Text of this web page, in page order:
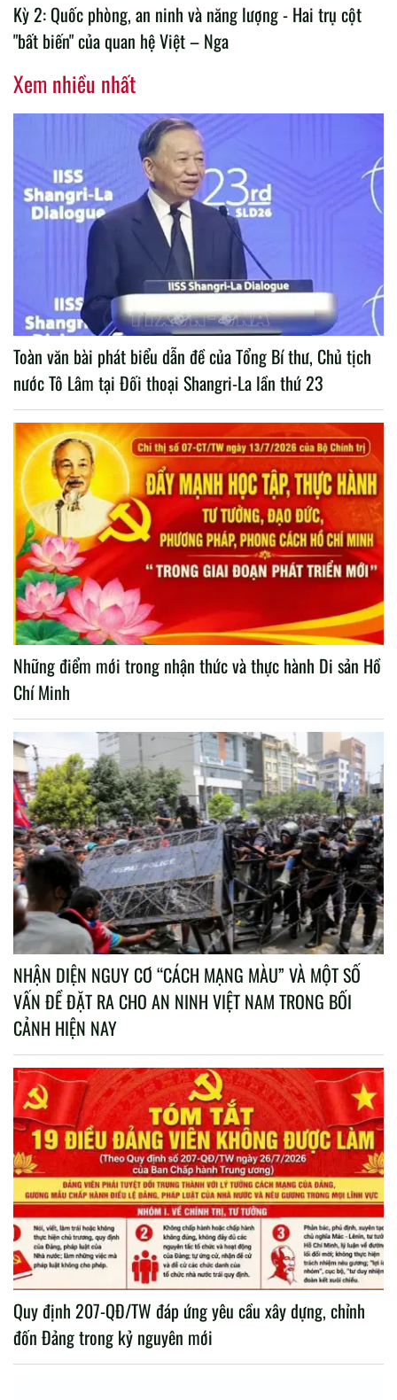
Kỳ 2: Quốc phòng, an ninh và năng lượng - Hai trụ cột
"bất biến" của quan hệ Việt – Nga
Xem nhiều nhất
Toàn văn bài phát biểu dẫn đề của Tổng Bí thư, Chủ tịch
nước Tô Lâm tại Đối thoại Shangri-La lần thứ 23
Những điểm mới trong nhận thức và thực hành Di sản Hồ
Chí Minh
NHẬN DIỆN NGUY CƠ “CÁCH MẠNG MÀU” VÀ MỘT SỐ
VẤN ĐỀ ĐẶT RA CHO AN NINH VIỆT NAM TRONG BỐI
CẢNH HIỆN NAY
Quy định 207-QĐ/TW đáp ứng yêu cầu xây dựng, chỉnh
đốn Đảng trong kỷ nguyên mới